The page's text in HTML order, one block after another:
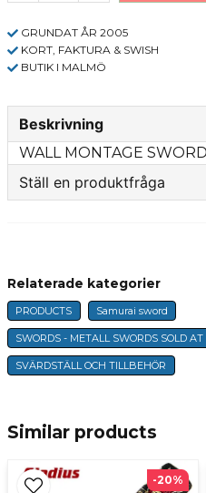
GRUNDAT ÅR 2005
KORT, FAKTURA & SWISH
BUTIK I MALMÖ
Beskrivning
WALL MONTAGE
Ställ en produktfråga
name
Name
Ja, ni får publicera
Similar products
-20%
Relaterade kategorier
PRODUCTS Samurai sword
SWORDS - METALL SWORDS SOLD
SVÄRDSTÄLL OCH TILLBEHÖR